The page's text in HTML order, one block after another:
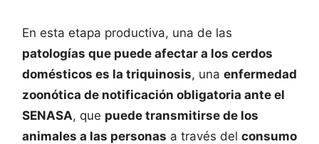
En esta etapa productiva, una de las
patologías que puede afectar a los cerdos
domésticos es la triquinosis, una enfermedad
zoonótica de notificación obligatoria ante el
SENASA, que puede transmitirse de los
animales a las personas a través del consumo